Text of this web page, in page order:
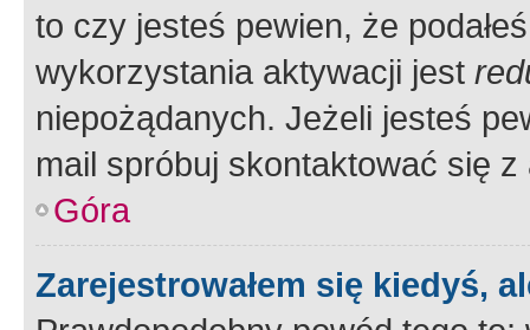
to czy jesteś pewien, że
wykorzystania aktywacji jest
niepożądanych. Jeżeli jesteś
mail spróbuj skontaktować się
Góra
Zarejestrowałem się kiedyś,